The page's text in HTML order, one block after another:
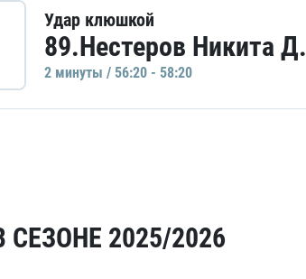
Удар клюшкой
89.Нестеров Никита Д.
2 минуты / 56:20 - 58:20
2025/2026